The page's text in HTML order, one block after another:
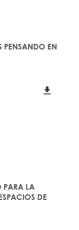
PENSANDO EN
PARA LA
DE